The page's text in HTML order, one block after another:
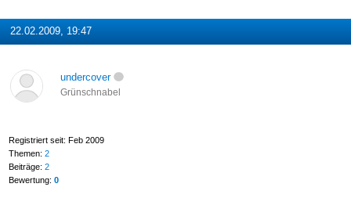
22.02.2009, 19:47
undercover
Grünschnabel
Registriert seit: Feb 2009
Themen: 2
Beiträge: 2
Bewertung: 0